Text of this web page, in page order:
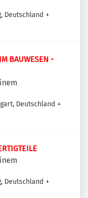
Deutschland +
BAUWESEN -
Deutschland +
Deutschland +